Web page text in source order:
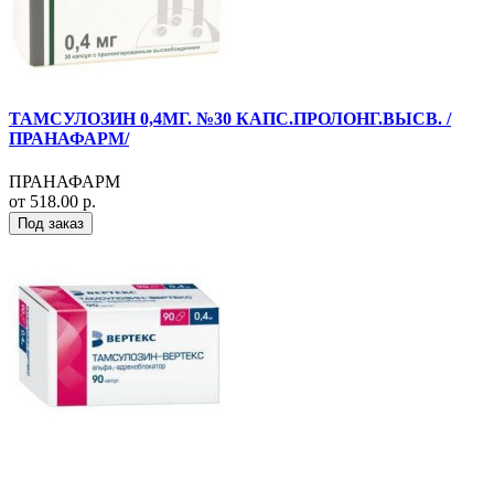
ТАМСУЛОЗИН 0,4МГ. №30 КАПС.ПРОЛОНГ.ВЫСВ. /
ПРАНАФАРМ/
ПРАНАФАРМ
от 518.00 р.
Под заказ